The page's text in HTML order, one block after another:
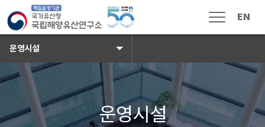
국가유산청 국립해양유산연구소 로
메뉴열림 EN
소식 · 참여
공지사항
운영시설
운영시설 배경이미지
운영시설